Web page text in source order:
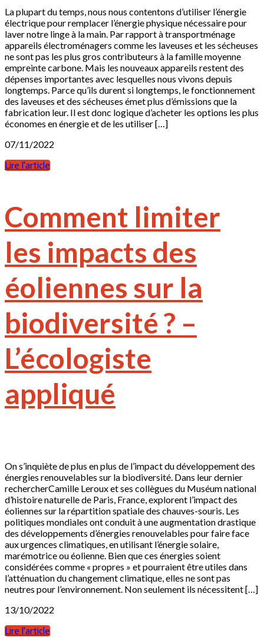
La plupart du temps, nous nous contentons d’utiliser l’énergie
électrique pour remplacer l’énergie physique nécessaire pour
laver notre linge à la main. Par rapport à transportménage
appareils électroménagers comme les laveuses et les sécheuses
ne sont pas les plus gros contributeurs à la famille moyenne
empreinte carbone. Mais les nouveaux appareils restent des
dépenses importantes avec lesquelles nous vivons depuis
longtemps. Parce qu’ils durent si longtemps, le fonctionnement
des laveuses et des sécheuses émet plus d’émissions que la
fabrication leur. Il est donc logique d’acheter les options les plus
économes en énergie et de les utiliser […]
07/11/2022
Lire l'article
Comment limiter
les impacts des
éoliennes sur la
biodiversité ? –
L’écologiste
appliqué
On s’inquiète de plus en plus de l’impact du développement des
énergies renouvelables sur la biodiversité. Dans leur dernier
rechercherCamille Leroux et ses collègues du Muséum national
d’histoire naturelle de Paris, France, explorent l’impact des
éoliennes sur la répartition spatiale des chauves-souris. Les
politiques mondiales ont conduit à une augmentation drastique
des développements d’énergies renouvelables pour faire face
aux urgences climatiques, en utilisant l’énergie solaire,
marémotrice ou éolienne. Bien que ces énergies soient
considérées comme « propres » et pourraient être utiles dans
l’atténuation du changement climatique, elles ne sont pas
neutres pour l’environnement. Non seulement ils nécessitent […]
13/10/2022
Lire l'article